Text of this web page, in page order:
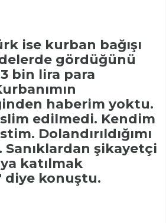
ise kurban bağışı
gördüğünü
bin lira para
haberim yoktu.
edilmedi. Kendim
Dolandırıldığımı
şikayetçi
katılmak
diye konuştu.